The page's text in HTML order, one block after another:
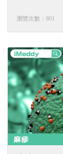
瀏覽次數：801